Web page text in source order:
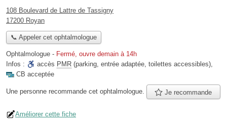
108 Boulevard de Lattre de Tassigny
17200 Royan
📞 Appeler cet ophtalmologue
Ophtalmologue - Fermé, ouvre demain à 14h
Infos :
accès PMR (parking, entrée adaptée, toilettes accessibles),
CB acceptée
Une personne recommande cet ophtalmologue. Je recommande
Améliorer cette fiche